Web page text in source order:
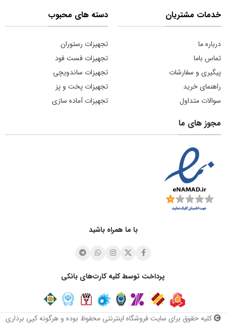
خدمات مشتریان
درباره ما
تماس باما
پیگیری و سفارشات
راهنمای خرید
سوالات متداول
دسته های محبوب
تجهیزات رستوران
تجهیزات فست فود
تجهیزات ساندویچی
تجهیزات پخت و پز
تجهیزات آماده سازی
مجوز های ما
با ما همراه باشید
پرداخت توسط کلیه کارت‌های بانکی
کلیه حقوق برای سایت فروشگاه اینترنتی محفوظ بوده و هرگونه کپی برداری